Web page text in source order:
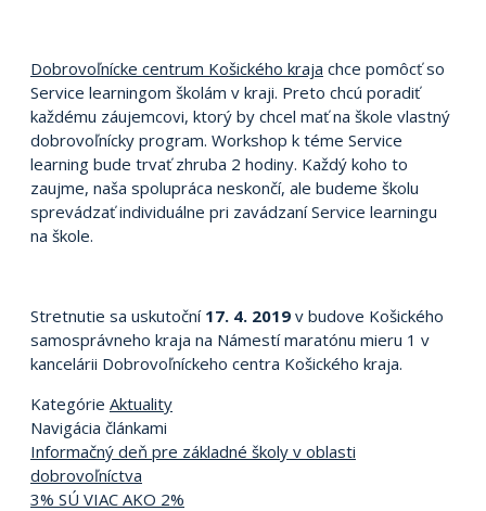
Dobrovoľnícke centrum Košického kraja chce pomôcť so
Service learningom školám v kraji. Preto chcú poradiť
každému záujemcovi, ktorý by chcel mať na škole vlastný
dobrovoľnícky program. Workshop k téme Service
learning bude trvať zhruba 2 hodiny. Každý koho to
zaujme, naša spolupráca neskončí, ale budeme školu
sprevádzať individuálne pri zavádzaní Service learningu
na škole.
Stretnutie sa uskutoční 17. 4. 2019 v budove Košického
samosprávneho kraja na Námestí maratónu mieru 1 v
kancelárii Dobrovoľníckeho centra Košického kraja.
Kategórie Aktuality
Navigácia článkami
Informačný deň pre základné školy v oblasti
dobrovoľníctva
3% SÚ VIAC AKO 2%